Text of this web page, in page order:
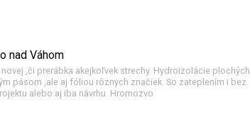
nad Váhom
,či prerábka akejkoľvek strechy. Hydroizolácie plochých
pásom ,ale aj fóliou rôznych značiek. So zateplením i bez.
alebo aj iba návrhu. Hromozvo